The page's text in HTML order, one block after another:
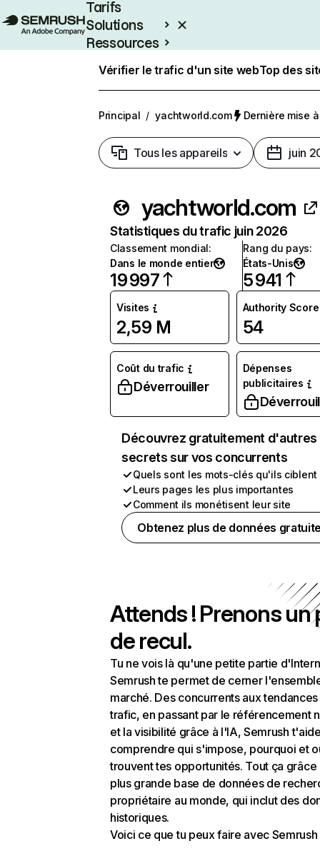
Tarifs
Solutions
Ressources
Vérifier le trafic d'un site webTop des
Principal / yachtworld.com Dernière mise
Tous les appareils juin
yachtworld.com
Statistiques du trafic juin 2026
Classement mondial:
Dans le monde entier
19 997
Rang du pays:
États-Unis
5 941
Visites
2,59 M
Authority Score
54
Coût du trafic
Déverrouiller
Dépenses
publicitaires
Découvrez gratuitement d'autres
secrets sur vos concurrents
Quels sont les mots-clés qu'ils ciblent
Leurs pages les plus importantes
Comment ils monétisent leur site
Obtenez plus de données
Attends ! Prenons un
de recul.
Tu ne vois là qu'une petite partie
Semrush te permet de cerner
marché. Des concurrents aux
trafic, en passant par le référencement
et la visibilité grâce à l'IA, Semrush
comprendre qui s'impose, pourquoi et
trouvent tes opportunités. Tout ça grâce
plus grande base de données de
propriétaire au monde, qui inclut des
historiques.
Voici ce que tu peux faire avec Semrush